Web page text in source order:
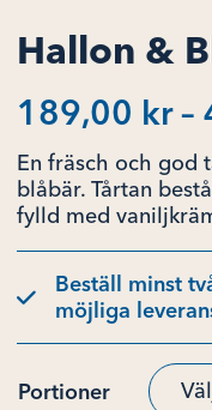
Hallon &
189,00 kr –
En fräsch och god
blåbär. Tårtan
fylld med
Beställ minst
möjliga
Portioner